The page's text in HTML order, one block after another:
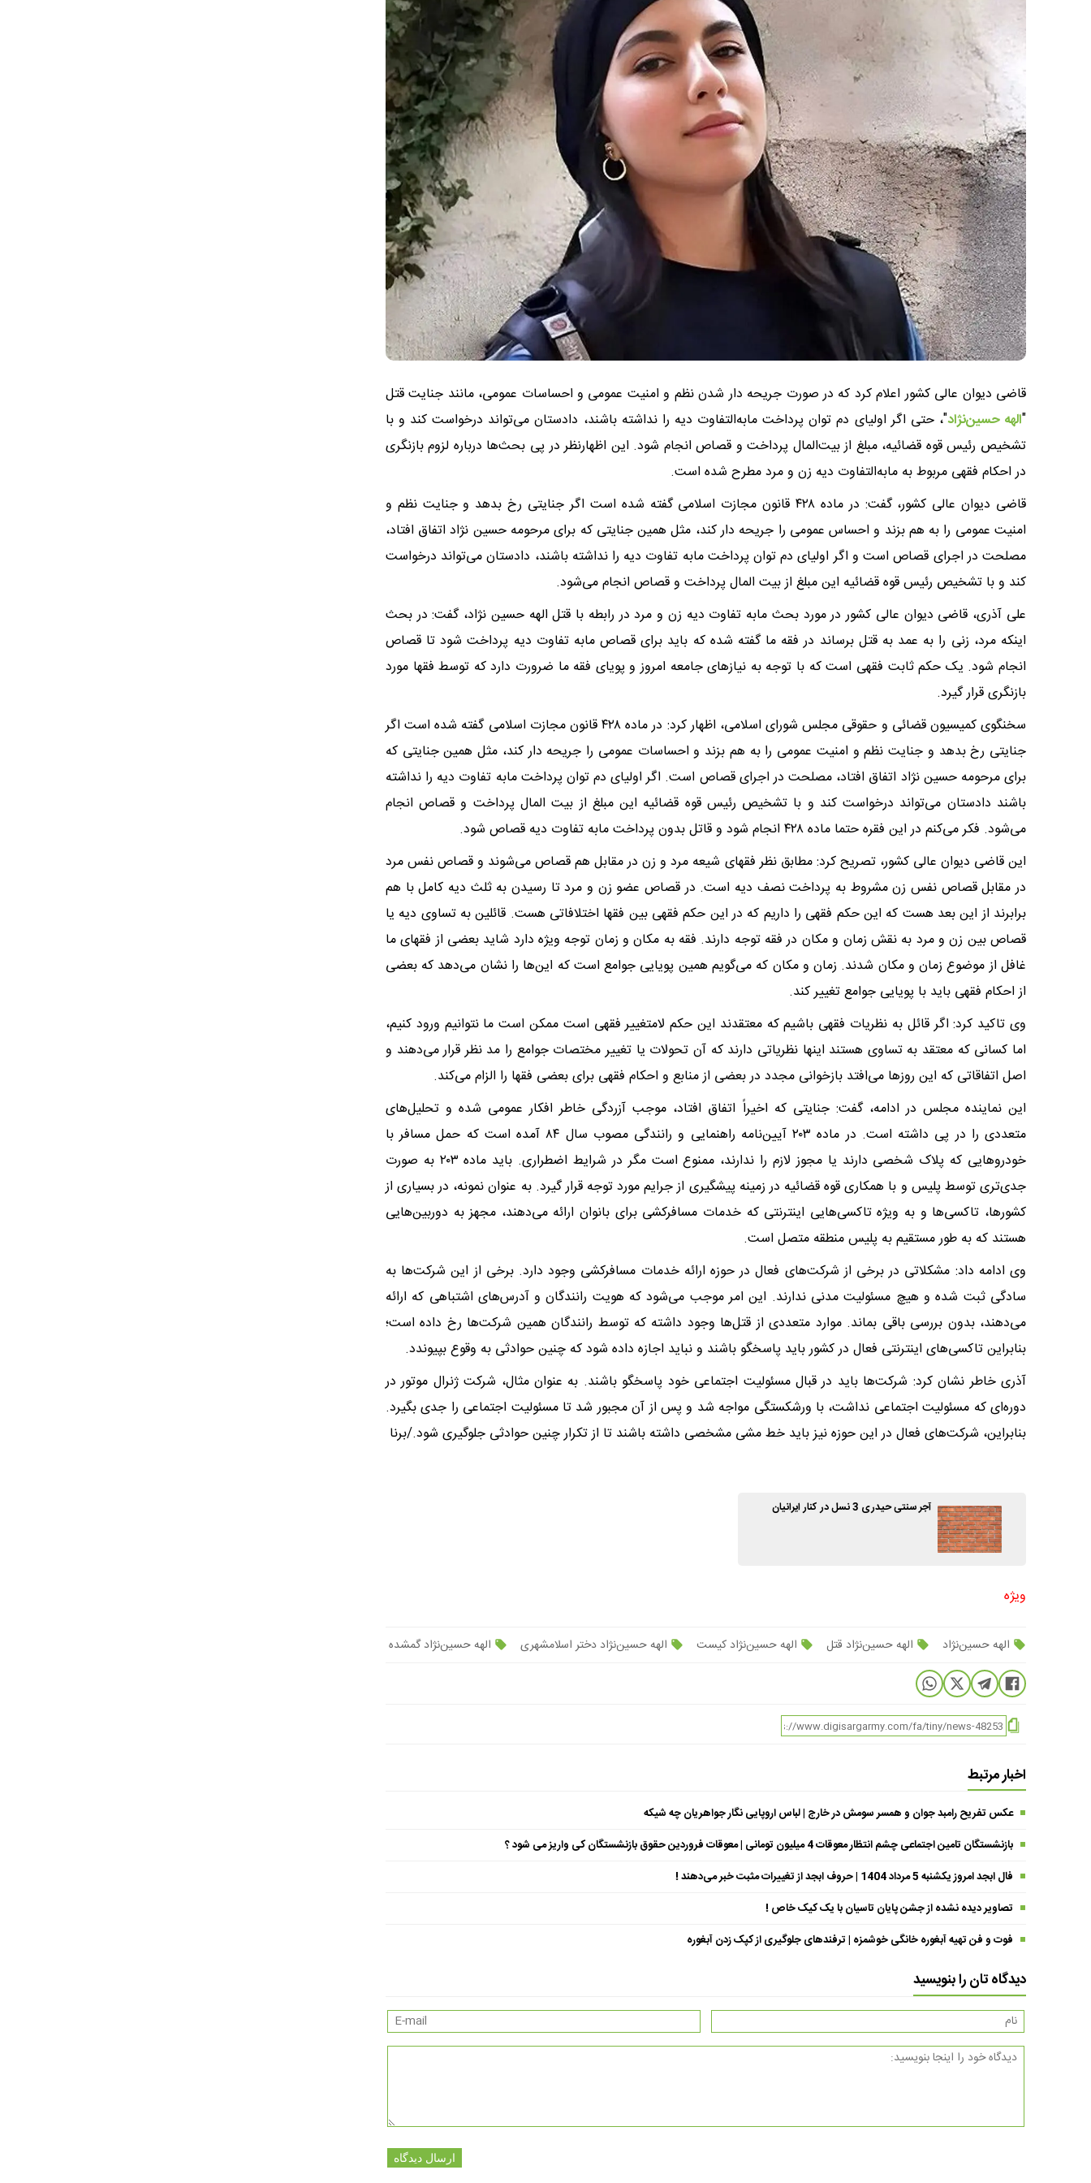
قاضی دیوان عالی کشور اعلام کرد که در صورت جریحه دار شدن نظم و امنیت عمومی و احساسات عمومی، مانند جنایت قتل
"الهه حسین‌نژاد"، حتی اگر اولیای دم توان پرداخت مابه‌التفاوت دیه را نداشته باشند، دادستان می‌تواند درخواست کند و با
تشخیص رئیس قوه قضائیه، مبلغ از بیت‌المال پرداخت و قصاص انجام شود. این اظهارنظر در پی بحث‌ها درباره لزوم بازنگری
در احکام فقهی مربوط به مابه‌التفاوت دیه زن و مرد مطرح شده است.
قاضی دیوان عالی کشور، گفت: در ماده ۴۲۸ قانون مجازت اسلامی گفته شده است اگر جنایتی رخ بدهد و جنایت نظم و
امنیت عمومی را به هم بزند و احساس عمومی را جریحه دار کند، مثل همین جنایتی که برای مرحومه حسین نژاد اتفاق افتاد،
مصلحت در اجرای قصاص است و اگر اولیای دم توان پرداخت مابه تفاوت دیه را نداشته باشند، دادستان می‌تواند درخواست
کند و با تشخیص رئیس قوه قضائیه این مبلغ از بیت المال پرداخت و قصاص انجام می‌شود.
علی آذری، قاضی دیوان عالی کشور در مورد بحث مابه تفاوت دیه زن و مرد در رابطه با قتل الهه حسین نژاد، گفت: در بحث
اینکه مرد، زنی را به عمد به قتل برساند در فقه ما گفته شده که باید برای قصاص مابه تفاوت دیه پرداخت شود تا قصاص
انجام شود. یک حکم ثابت فقهی است که با توجه به نیاز‌های جامعه امروز و پویای فقه ما ضرورت دارد که توسط فقها مورد
بازنگری قرار گیرد.
سخنگوی کمیسیون قضائی و حقوقی مجلس شورای اسلامی، اظهار کرد: در ماده ۴۲۸ قانون مجازت اسلامی گفته شده است اگر
جنایتی رخ بدهد و جنایت نظم و امنیت عمومی را به هم بزند و احساسات عمومی را جریحه دار کند، مثل همین جنایتی که
برای مرحومه حسین نژاد اتفاق افتاد، مصلحت در اجرای قصاص است. اگر اولیای دم توان پرداخت مابه تفاوت دیه را نداشته
باشند دادستان می‌تواند درخواست کند و با تشخیص رئیس قوه قضائیه این مبلغ از بیت المال پرداخت و قصاص انجام
می‌شود. فکر می‌کنم در این فقره حتما ماده ۴۲۸ انجام شود و قاتل بدون پرداخت مابه تفاوت دیه قصاص شود.
این قاضی دیوان عالی کشور، تصریح کرد: مطابق نظر فقهای شیعه مرد و زن در مقابل هم قصاص می‌شوند و قصاص نفس مرد
در مقابل قصاص نفس زن مشروط به پرداخت نصف دیه است. در قصاص عضو زن و مرد تا رسیدن به ثلث دیه کامل با هم
برابرند از این بعد هست که این حکم فقهی را داریم که در این حکم فقهی بین فقها اختلافاتی هست. قائلین به تساوی دیه یا
قصاص بین زن و مرد به نقش زمان و مکان در فقه توجه دارند. فقه به مکان و زمان توجه ویژه دارد شاید بعضی از فقهای ما
غافل از موضوع زمان و مکان شدند. زمان و مکان که می‌گویم همین پویایی جوامع است که این‌ها را نشان می‌دهد که بعضی
از احکام فقهی باید با پویایی جوامع تغییر کند.
وی تاکید کرد: اگر قائل به نظریات فقهی باشیم که معتقدند این حکم لامتغییر فقهی است ممکن است ما نتوانیم ورود کنیم،
اما کسانی که معتقد به تساوی هستند اینها نظریاتی دارند که آن تحولات یا تغییر مختصات جوامع را مد نظر قرار می‌دهند و
اصل اتفاقاتی که این روز‌ها می‌افتد بازخوانی مجدد در بعضی از منابع و احکام فقهی برای بعضی فقها را الزام می‌کند.
این نماینده مجلس در ادامه، گفت: جنایتی که اخیراً اتفاق افتاد، موجب آزردگی خاطر افکار عمومی شده و تحلیل‌های
متعددی را در پی داشته است. در ماده ۲۰۳ آیین‌نامه راهنمایی و رانندگی مصوب سال ۸۴ آمده است که حمل مسافر با
خودرو‌هایی که پلاک شخصی دارند یا مجوز لازم را ندارند، ممنوع است مگر در شرایط اضطراری. باید ماده ۲۰۳ به صورت
جدی‌تری توسط پلیس و با همکاری قوه قضائیه در زمینه پیشگیری از جرایم مورد توجه قرار گیرد. به عنوان نمونه، در بسیاری از
کشورها، تاکسی‌ها و به ویژه تاکسی‌هایی اینترنتی که خدمات مسافرکشی برای بانوان ارائه می‌دهند، مجهز به دوربین‌هایی
هستند که به طور مستقیم به پلیس منطقه متصل است.
وی ادامه داد: مشکلاتی در برخی از شرکت‌های فعال در حوزه ارائه خدمات مسافرکشی وجود دارد. برخی از این شرکت‌ها به
سادگی ثبت شده و هیچ مسئولیت مدنی ندارند. این امر موجب می‌شود که هویت رانندگان و آدرس‌های اشتباهی که ارائه
می‌دهند، بدون بررسی باقی بماند. موارد متعددی از قتل‌ها وجود داشته که توسط رانندگان همین شرکت‌ها رخ داده است؛
بنابراین تاکسی‌های اینترنتی فعال در کشور باید پاسخگو باشند و نباید اجازه داده شود که چنین حوادثی به وقوع بپیوندد.
آذری خاطر نشان کرد: شرکت‌ها باید در قبال مسئولیت اجتماعی خود پاسخگو باشند. به عنوان مثال، شرکت ژنرال موتور در
دوره‌ای که مسئولیت اجتماعی نداشت، با ورشکستگی مواجه شد و پس از آن مجبور شد تا مسئولیت اجتماعی را جدی بگیرد.
بنابراین، شرکت‌های فعال در این حوزه نیز باید خط مشی مشخصی داشته باشند تا از تکرار چنین حوادثی جلوگیری شود./برنا
آجر سنتی حیدری 3 نسل در کنار ایرانیان
ویژه
الهه حسین‌نژاد الهه حسین‌نژاد قتل الهه حسین‌نژاد کیست الهه حسین‌نژاد دختر اسلامشهری الهه حسین‌نژاد گمشده
اخبار مرتبط
عکس تفریح رامبد جوان و همسر سومش در خارج | لباس اروپایی نگار جواهریان چه شیکه
بازنشستگان تامین اجتماعی چشم انتظار معوقات 4 میلیون تومانی | معوقات فروردین حقوق بازنشستگان کی واریز می شود ؟
فال ابجد امروز یکشنبه 5 مرداد 1404 | حروف ابجد از تغییرات مثبت خبر می‌دهند !
تصاویر دیده نشده از جشن پایان تاسیان با یک کیک خاص !
فوت و فن تهیه آبغوره خانگی خوشمزه | ترفندهای جلوگیری از کپک زدن آبغوره
دیدگاه تان را بنویسید
ارسال دیدگاه